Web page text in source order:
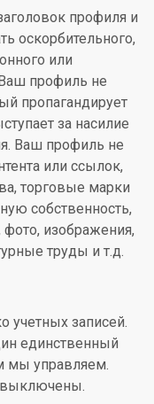
профиля и
оскорбительного,
или
профиль не
пропагандирует
за насилие
Ваш профиль не
или ссылок,
торговые марки
собственность,
изображения,
труды и т.д.
учетных записей.
единственный
мы управляем.
выключены.